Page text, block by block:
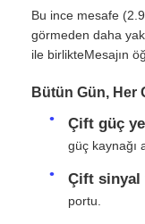
Ürünler
Videolar
Bu ince mesafe
görmeden daha
ile birlikteMesajın
Bütün Gün, Her
Çift güç
güç kaynağı
Çift sinyal
portu.